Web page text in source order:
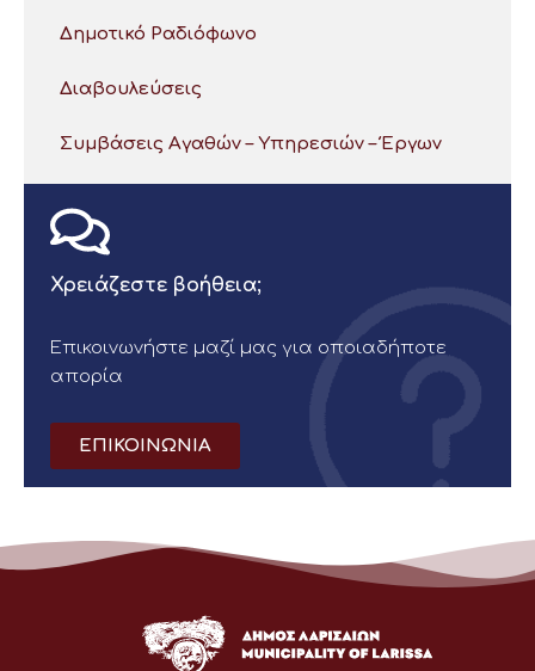
Δημοτικό Ραδιόφωνο
Διαβουλεύσεις
Συμβάσεις Αγαθών – Υπηρεσιών – Έργων
Χρειάζεστε βοήθεια;
Επικοινωνήστε μαζί μας για οποιαδήποτε
απορία
ΕΠΙΚΟΙΝΩΝΙΑ